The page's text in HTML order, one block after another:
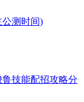
测时间)
技能配招攻略分